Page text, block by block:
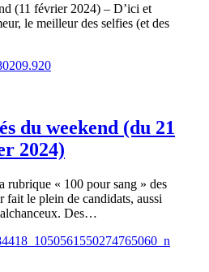
(11 février 2024) – D’ici et
le meilleur des selfies (et des
du weekend (du 21
2024)
rubrique « 100 pour sang » des
fait le plein de candidats, aussi
Des…